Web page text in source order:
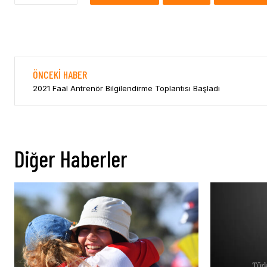
ÖNCEKI HABER
2021 Faal Antrenör Bilgilendirme Toplantısı Başladı
Diğer Haberler